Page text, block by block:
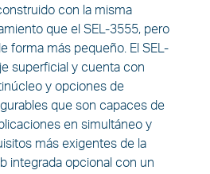
con la misma
que el SEL-3555, pero
forma más pequeño. El SEL-
superficial y cuenta con
y opciones de
que son capaces de
en simultáneo y
más exigentes de la
integrada opcional con un